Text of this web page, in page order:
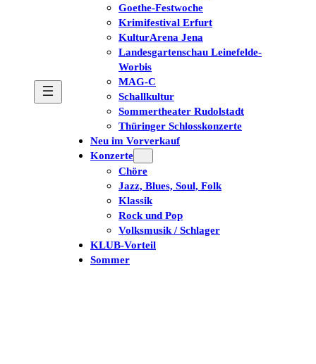
Goethe-Festwoche
Krimifestival Erfurt
KulturArena Jena
Landesgartenschau Leinefelde-
Worbis
MAG-C
Schallkultur
Sommertheater Rudolstadt
Thüringer Schlosskonzerte
Neu im Vorverkauf
Konzerte
Chöre
Jazz, Blues, Soul, Folk
Klassik
Rock und Pop
Volksmusik / Schlager
KLUB-Vorteil
Sommer